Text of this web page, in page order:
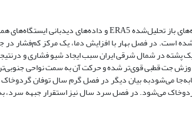
است. در فصل بهار با افزایش دما، یک مرکز کم‌فشار
در شمال شرقی ایران سبب ایجاد شیو فشاری و
جت قطبی قوی‌تر شده و حرکت آن به سمت نواحی
می‌شودبه بیان دیگر در فصل گرم سال توفان
می‌شود. در فصل سرد سال نیز استقرار جبهه سرد،